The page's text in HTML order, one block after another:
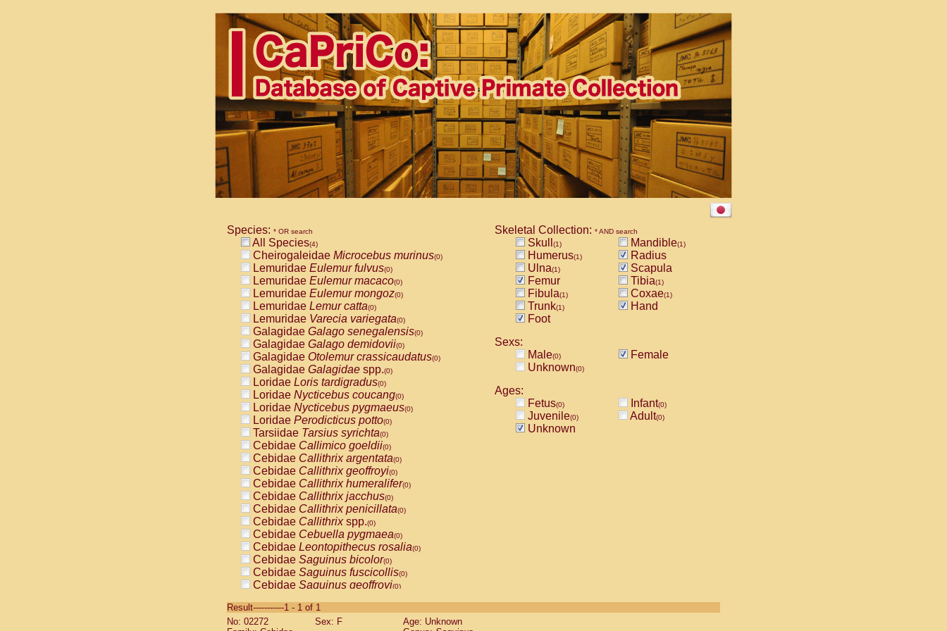
Species: * OR search
All Species(4)
Cheirogaleidae Microcebus murinus(0)
Lemuridae Eulemur fulvus(0)
Lemuridae Eulemur macaco(0)
Lemuridae Eulemur mongoz(0)
Lemuridae Lemur catta(0)
Lemuridae Varecia variegata(0)
Galagidae Galago senegalensis(0)
Galagidae Galago demidovii(0)
Galagidae Otolemur crassicaudatus(0)
Galagidae Galagidae spp.(0)
Loridae Loris tardigradus(0)
Loridae Nycticebus coucang(0)
Loridae Nycticebus pygmaeus(0)
Loridae Perodicticus potto(0)
Tarsiidae Tarsius syrichta(0)
Cebidae Callimico goeldii(0)
Cebidae Callithrix argentata(0)
Cebidae Callithrix geoffroyi(0)
Cebidae Callithrix humeralifer(0)
Cebidae Callithrix jacchus(0)
Cebidae Callithrix penicillata(0)
Cebidae Callithrixspp.(0)
Cebidae Cebuella pygmaea(0)
Cebidae Leontopithecus rosalia(0)
Cebidae Saguinus bicolor(0)
Cebidae Saguinus fuscicollis(0)
Cebidae Saguinus geoffroyi(0)
CebidaeSaguinus labiatus(0)
Cebidae Saguinus leucopus (0)
Skeletal Collection: * AND search
Skull (1) Mandible(1)
Humerus(1)
Radius
Ulna(1)
Scapula
Femur
Tibia(1)
Fibula(1) Coxae(1)
Trunk(1)
Hand
Foot
Sexs:
Male(0)
Female
Unknown(0)
Ages:
Fetus(0) Infant(0)
Juvenile(0) Adult(0)
Unknown
Result-----------1 - 1 of 1
No: 02272
Sex: F
Age: Unknown